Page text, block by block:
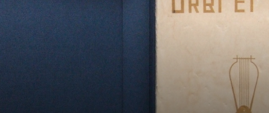
Да, Ходасевич примерно полгода прожил у
Горького на таких правах. У Горького полный дом
был приживалов, и ничего в этом не было
унизительного. То, что он нашёл в себе мужество
уйти — это прекрасно. Вот…